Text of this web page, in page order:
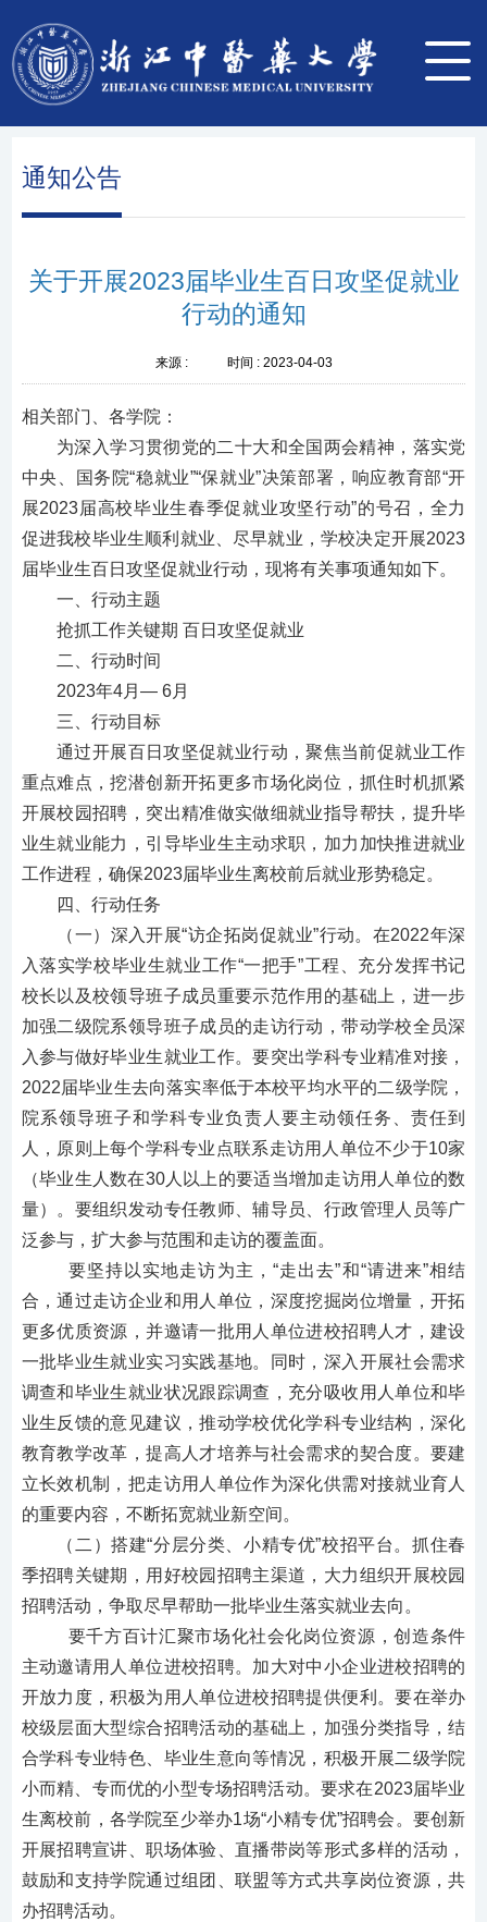
通知公告
关于开展2023届毕业生百日攻坚促就业
行动的通知
来源 : 时间 : 2023-04-03
相关部门、各学院：
为深入学习贯彻党的二十大和全国两会精神，落实党
中央、国务院“稳就业”“保就业”决策部署，响应教育部“开
展2023届高校毕业生春季促就业攻坚行动”的号召，全力
促进我校毕业生顺利就业、尽早就业，学校决定开展2023
届毕业生百日攻坚促就业行动，现将有关事项通知如下。
一、行动主题
抢抓工作关键期 百日攻坚促就业
二、行动时间
2023年4月 — 6月
三、行动目标
通过开展百日攻坚促就业行动，聚焦当前促就业工作
重点难点，挖潜创新开拓更多市场化岗位，抓住时机抓紧
开展校园招聘，突出精准做实做细就业指导帮扶，提升毕
业生就业能力，引导毕业生主动求职，加力加快推进就业
工作进程，确保2023届毕业生离校前后就业形势稳定。
四、行动任务
（一）深入开展“访企拓岗促就业”行动。 在2022年深
入落实学校毕业生就业工作“一把手”工程
、充分发挥书记
校长以及校领导班子成员重要示范作用 的基础上，进一步
加强二级院系领导班子成员的走访行动，带动学校全员深
入参与做好毕业生就业工作。要突出学科专业精准对接，
2022届毕业生去向落实率低于本校平均水平的二级学院，
院系领导班子和学科专业负责人要主动领任务、责任到
人，原则上每个学科专业点联系走访用人单位不少于10家
（毕业生人数在30人以上的要适当增加走访用人单位的数
量）。要组织发动专任教师、辅导员、行政管理人员等广
泛参与，扩大参与范围和走访的覆盖面。
要坚持以实地走访为主， “走出去”和“请进来”相结
合，通过走访企业和用人单位， 深度挖掘岗位增量，开拓
更多优质资源，并邀请一批用人单位进校招聘人才，建设
一批毕业生就业实习实践基地。同时，深入开展社会需求
调查和毕业生就业状况跟踪调查，充分吸收用人单位和毕
业生反馈的意见建议，推动学校优化学科专业结构，深化
教育教学改革，提高人才培养与社会需求的契合度。要建
立长效机制，把走访用人单位作为深化供需对接就业育人
的重要内容，不断拓宽就业新空间。
（二）搭建“分层分类、小精专优”校招平台。抓住春
季招聘关键期，用好校园招聘主渠道，大力组织开展校园
招聘活动，争取尽早帮助一批毕业生落实就业去向。
要千方百计汇聚市场化社会化岗位资源，创造条件
主动邀请用人单位进校招聘。加大对中小企业进校招聘的
开放力度，积极为用人单位进校招聘提供便利。要在举办
校级层面大型综合招聘活动的基础上，加强分类指导，结
合学科专业特色、毕业生意向等情况，积极开展二级学院
小而精、专而优的小型专场招聘活动。要求在2023届毕业
生离校前，各学院至少举办1场“小精专优”招聘会。要创新
开展招聘宣讲、职场体验、直播带岗等形式多样的活动，
鼓励和支持学院通过组团、联盟等方式共享岗位资源，共
办招聘活动。